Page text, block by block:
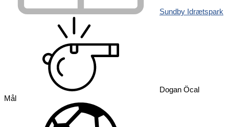
Sundby Idrætspark
Dogan Öcal
Mål